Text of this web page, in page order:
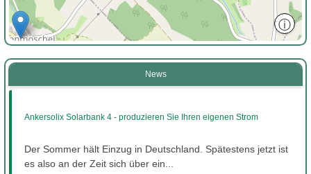
ⓘ
News
Ankersolix Solarbank 4 - produzieren Sie Ihren eigenen Strom
Der Sommer hält Einzug in Deutschland. Spätestens jetzt ist
es also an der Zeit sich über ein...